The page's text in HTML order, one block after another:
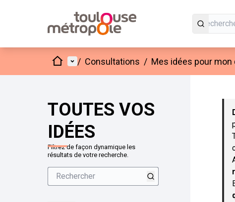
AccueilMenu principal
/ Consultations / Mes idées pour mon
TOUTES VOS
IDÉES
Filtrez de façon dynamique les
résultats de votre recherche.
Passer la